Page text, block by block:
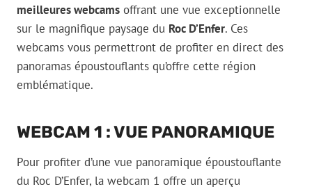
meilleures webcams offrant une vue exceptionnelle
sur le magnifique paysage du Roc D’Enfer. Ces
webcams vous permettront de profiter en direct des
panoramas époustouflants qu’offre cette région
emblématique.
WEBCAM 1 : VUE PANORAMIQUE
Pour profiter d’une vue panoramique époustouflante
du Roc D’Enfer, la webcam 1 offre un aperçu